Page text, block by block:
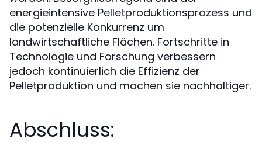
energieintensive Pelletproduktionsprozess und
die potenzielle Konkurrenz um
landwirtschaftliche Flächen. Fortschritte in
Technologie und Forschung verbessern
jedoch kontinuierlich die Effizienz der
Pelletproduktion und machen sie nachhaltiger.
Abschluss: